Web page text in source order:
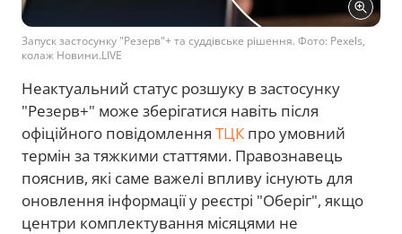
Запуск застосунку "Резерв"+ та суддівське рішення. Фото: Pexels,
колаж Новини.LIVE
Неактуальний статус розшуку в застосунку
"Резерв+" може зберігатися навіть після
офіційного повідомлення ТЦК про умовний
термін за тяжкими статтями. Правознавець
пояснив, які саме важелі впливу існують для
оновлення інформації у реєстрі "Оберіг", якщо
центри комплектування місяцями не